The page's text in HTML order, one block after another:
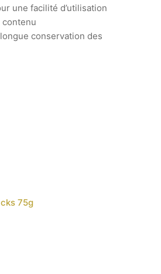
une facilité d’utilisation
conservation des
75g